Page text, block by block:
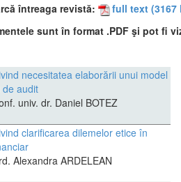
întreaga revistă:
full text (3167
sunt în format .PDF şi pot fi
necesitatea elaborării unui model
de audit
univ. dr. Daniel BOTEZ
clarificarea dilemelor etice în
Alexandra ARDELEAN